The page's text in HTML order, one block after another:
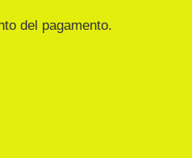
del pagamento.